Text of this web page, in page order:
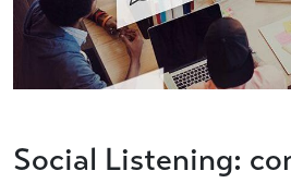
Social Listening: